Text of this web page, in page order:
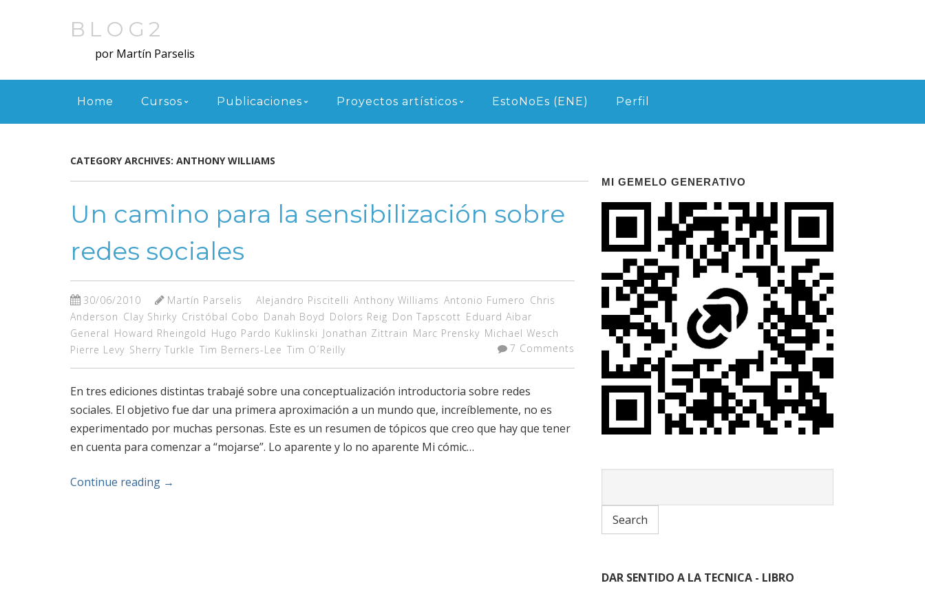
BLOG2
por Martín Parselis
Menu
Home Cursos Publicaciones Proyectos artísticos EstoNoEs (ENE) Perfil
CATEGORY ARCHIVES: ANTHONY WILLIAMS
Un camino para la sensibilización sobre
redes sociales
30/06/2010 Martín Parselis Alejandro Piscitelli Anthony Williams Antonio Fumero Chris
Anderson Clay Shirky Cristóbal Cobo Danah Boyd Dolors Reig Don Tapscott Eduard Aibar
General Howard Rheingold Hugo Pardo Kuklinski Jonathan Zittrain Marc Prensky Michael Wesch
Pierre Levy Sherry Turkle Tim Berners-Lee Tim O´Reilly 7 Comments
En tres ediciones distintas trabajé sobre una conceptualización introductoria sobre redes
sociales. El objetivo fue dar una primera aproximación a un mundo que, increíblemente, no es
experimentado por muchas personas. Este es un resumen de tópicos que creo que hay que tener
en cuenta para comenzar a “mojarse”. Lo aparente y lo no aparente Mi cómic…
Continue reading →
MI GEMELO GENERATIVO
DAR SENTIDO A LA TECNICA - LIBRO